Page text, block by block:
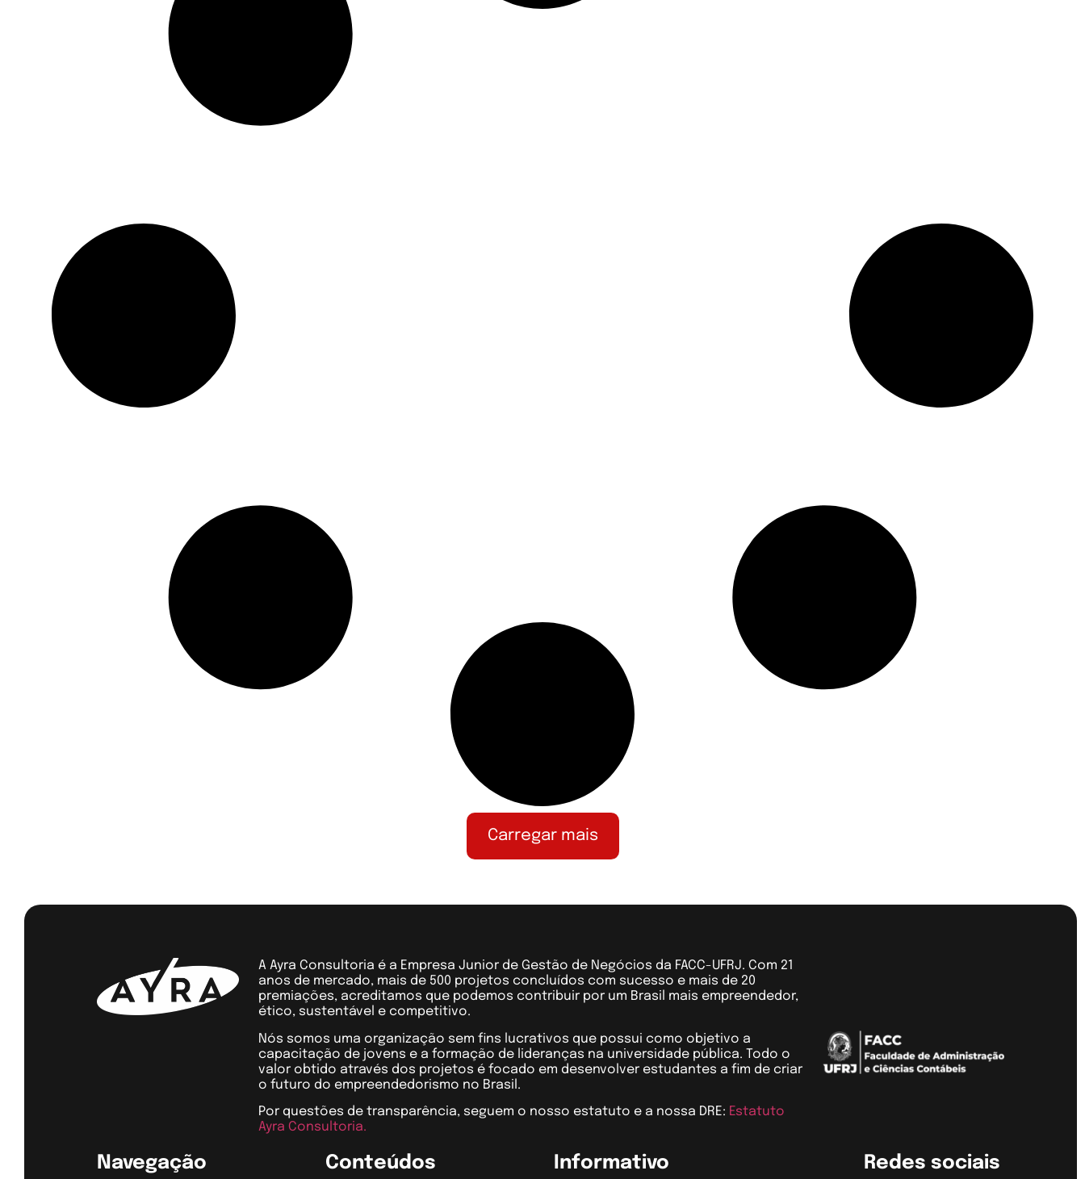
Carregar mais
A Ayra Consultoria é a Empresa Junior de Gestão de Negócios da FACC-UFRJ. Com 21
anos de mercado, mais de 500 projetos concluídos com sucesso e mais de 20
premiações, acreditamos que podemos contribuir por um Brasil mais empreendedor,
ético, sustentável e competitivo.
Nós somos uma organização sem fins lucrativos que possui como objetivo a
capacitação de jovens e a formação de lideranças na universidade pública. Todo o
valor obtido através dos projetos é focado em desenvolver estudantes a fim de criar
o futuro do empreendedorismo no Brasil.
Por questões de transparência, seguem o nosso estatuto e a nossa DRE: Estatuto
Ayra Consultoria.
Navegação Conteúdos Informativo Redes sociais